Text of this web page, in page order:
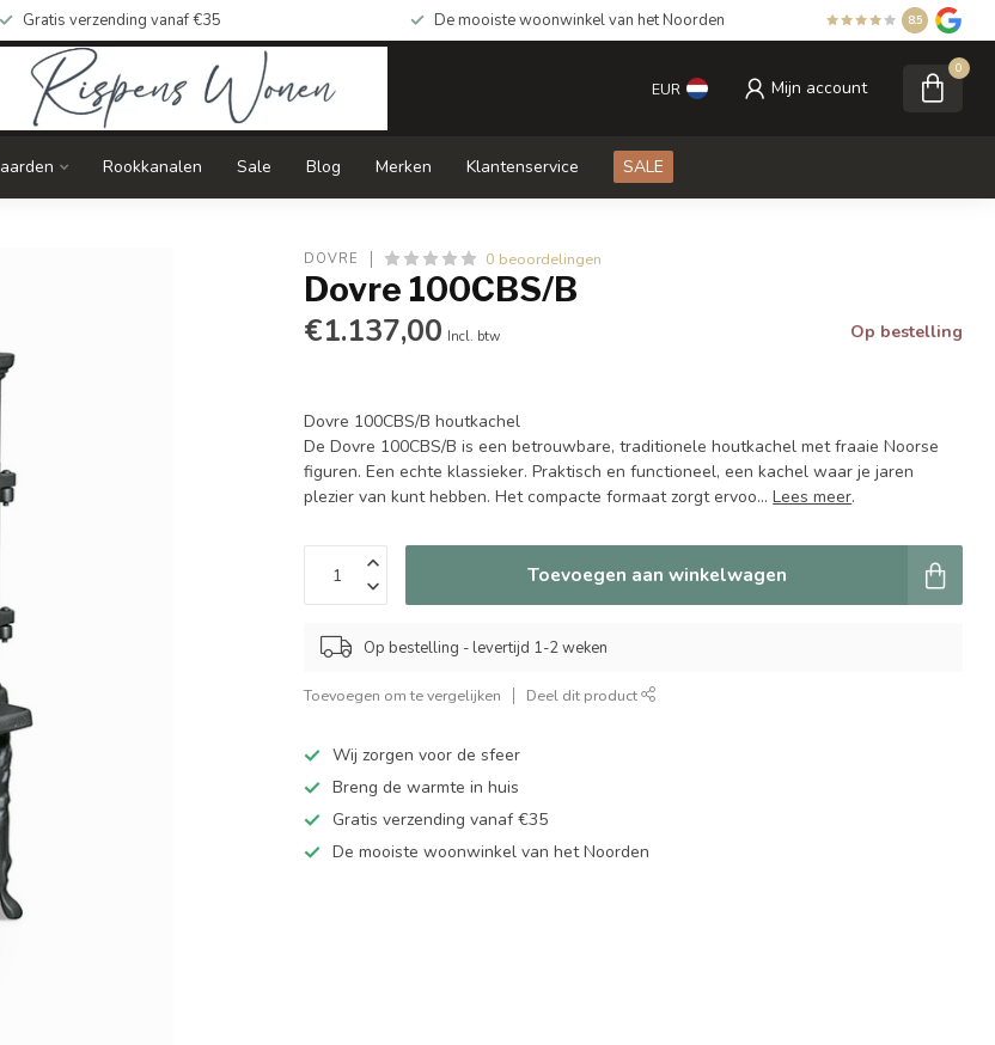
Gratis verzending vanaf €35 De mooiste woonwinkel van het Noorden 8.5
EUR Mijn account
0
Rookkanalen Sale Blog Merken Klantenservice SALE
DOVRE 0 beoordelingen
Dovre 100CBS/B
€1.137,00 Incl. btw Op bestelling
Dovre 100CBS/B houtkachel
De Dovre 100CBS/B is een betrouwbare, traditionele houtkachel met fraaie Noorse
figuren. Een echte klassieker. Praktisch en functioneel, een kachel waar je jaren
plezier van kunt hebben. Het compacte formaat zorgt ervoo...Lees meer.
Toevoegen aan winkelwagen
Op bestelling - levertijd 1-2 weken
Toevoegen om te vergelijken Deel dit product
Wij zorgen voor de sfeer
Breng de warmte in huis
Gratis verzending vanaf €35
De mooiste woonwinkel van het Noorden